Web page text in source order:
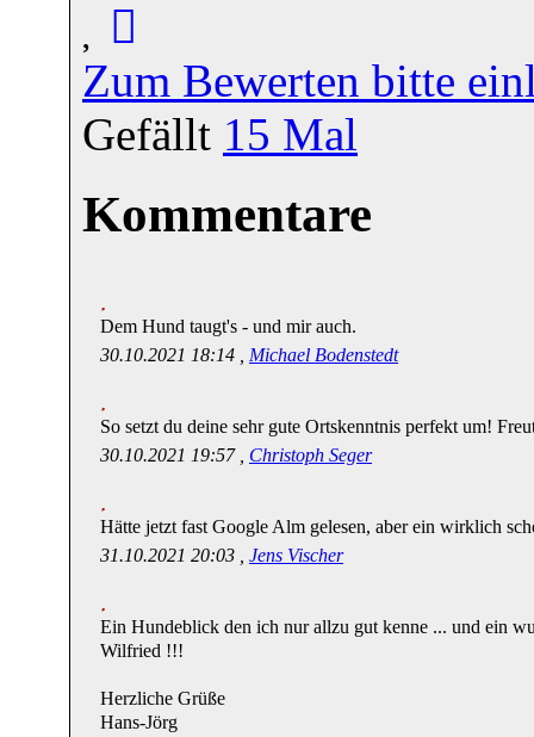
Zum Bewerten bitte
Gefällt 15 Mal
Kommentare
Dem Hund taugt's - und mir auch.
30.10.2021 18:14 , Michael Bodenstedt
So setzt du deine sehr gute Ortskenntnis perfekt um!
30.10.2021 19:57 , Christoph Seger
Hätte jetzt fast Google Alm gelesen, aber ein wirklich
31.10.2021 20:03 , Jens Vischer
Ein Hundeblick den ich nur allzu gut kenne ... und ein
Wilfried !!!
Herzliche Grüße
Hans-Jörg